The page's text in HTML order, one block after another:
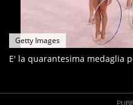
Getty Images
E' la quarantesima medaglia